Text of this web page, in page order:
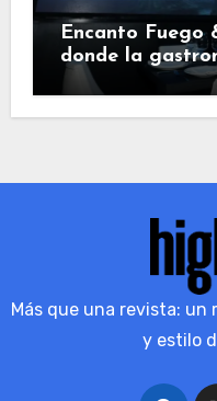
Encanto Fuego
donde la
los sentidos
Más que una revista: un
y estilo